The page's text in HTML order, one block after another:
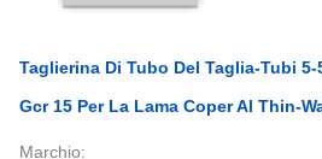
Taglierina Di Tubo Del Taglia-Tubi
Gcr 15 Per La Lama Coper Al Thin-
Marchio: